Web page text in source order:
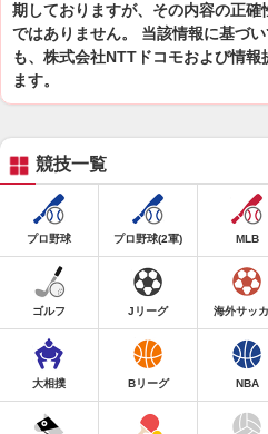
期しておりますが、その内容の正
ではありません。 当該情報に基づ
も、株式会社NTTドコモおよび情
ます。
競技一覧
プロ野球 プロ野球(2軍) MLB
ゴルフ Jリーグ 海外サッ
大相撲 Bリーグ NBA